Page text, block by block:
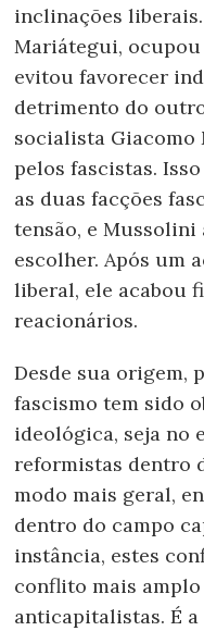
inclinações
Mariátegui,
evitou favorecer
detrimento do
socialista Giacomo
pelos fascistas.
as duas facções
tensão, e Mussolini
escolher. Após um
liberal, ele acabou
reacionários.
Desde sua origem,
fascismo tem sido
ideológica, seja no
reformistas dentro
modo mais geral,
dentro do campo
instância, estes
conflito mais
anticapitalistas. É